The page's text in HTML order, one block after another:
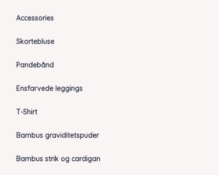
Accessories
Skortebluse
Pandebånd
Ensfarvede leggings
T-Shirt
Bambus graviditetspuder
Bambus strik og cardigan